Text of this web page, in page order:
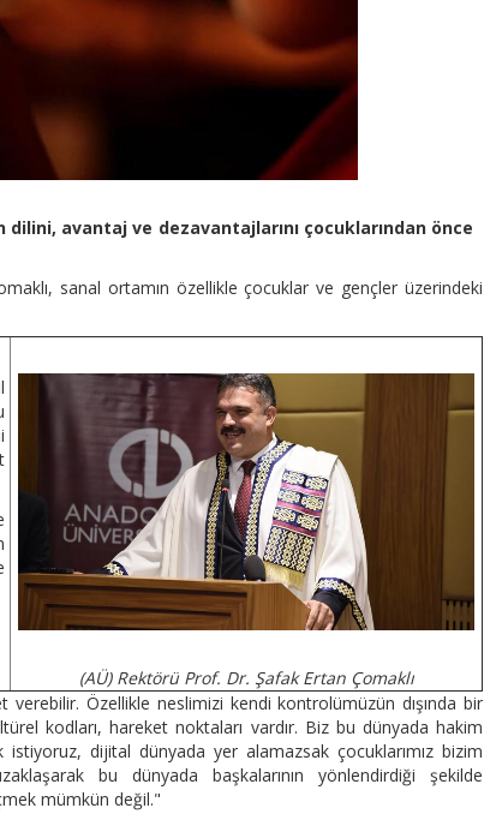
avantaj ve dezavantajlarını çocuklarından önce
sanal ortamın özellikle çocuklar ve gençler üzerindeki
(AÜ) Rektörü Prof. Dr. Şafak Ertan Çomaklı
Özellikle neslimizi kendi kontrolümüzün dışında bir
kodları, hareket noktaları vardır. Biz bu dünyada hakim
dijital dünyada yer alamazsak çocuklarımız bizim
bu dünyada başkalarının yönlendirdiği şekilde
mümkün değil."